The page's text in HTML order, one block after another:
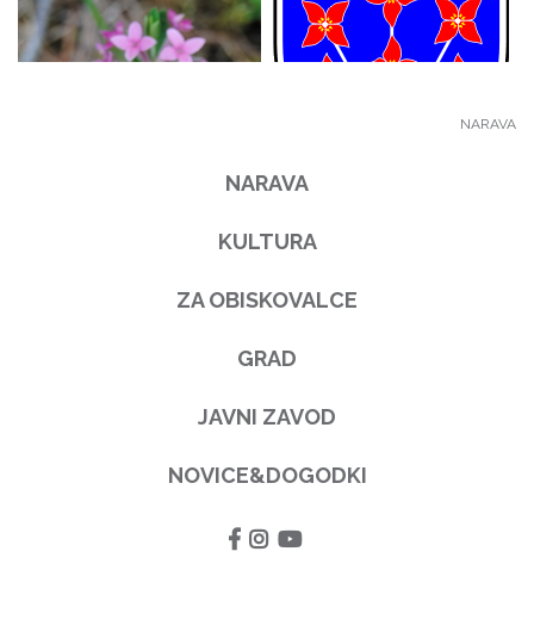
NARAVA
NARAVA
KULTURA
ZA OBISKOVALCE
GRAD
JAVNI ZAVOD
NOVICE&DOGODKI